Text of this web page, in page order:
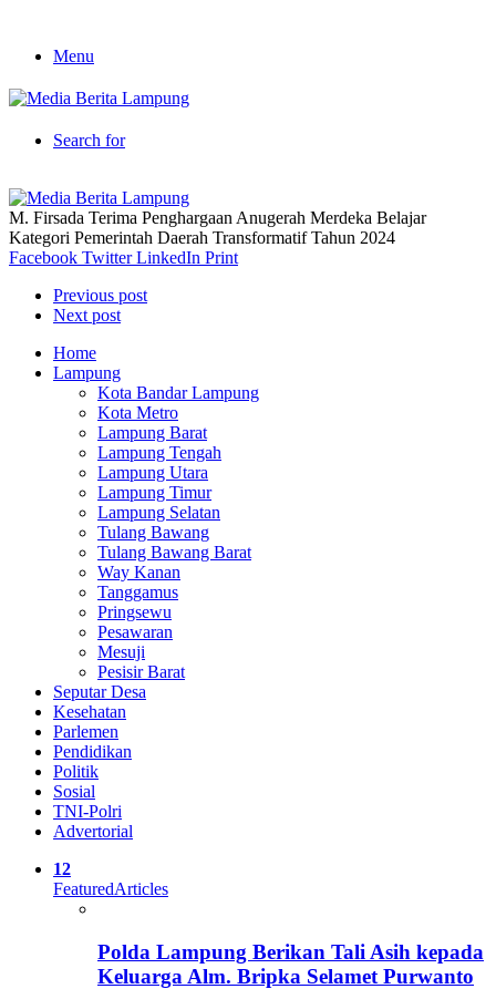
Menu
Search for
M. Firsada Terima Penghargaan Anugerah Merdeka Belajar
Kategori Pemerintah Daerah Transformatif Tahun 2024
Facebook Twitter LinkedIn Print
Previous post
Next post
Home
Lampung
Kota Bandar Lampung
Kota Metro
Lampung Barat
Lampung Tengah
Lampung Utara
Lampung Timur
Lampung Selatan
Tulang Bawang
Tulang Bawang Barat
Way Kanan
Tanggamus
Pringsewu
Pesawaran
Mesuji
Pesisir Barat
Seputar Desa
Kesehatan
Parlemen
Pendidikan
Politik
Sosial
TNI-Polri
Advertorial
12
FeaturedArticles
Polda Lampung Berikan Tali Asih kepada
Keluarga Alm. Bripka Selamet Purwanto